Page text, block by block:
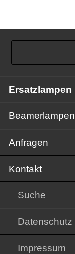
überspringen
Ersatzlampen
Beamerlampen
Anfragen
Kontakt
Suche
Datenschutz
Impressum